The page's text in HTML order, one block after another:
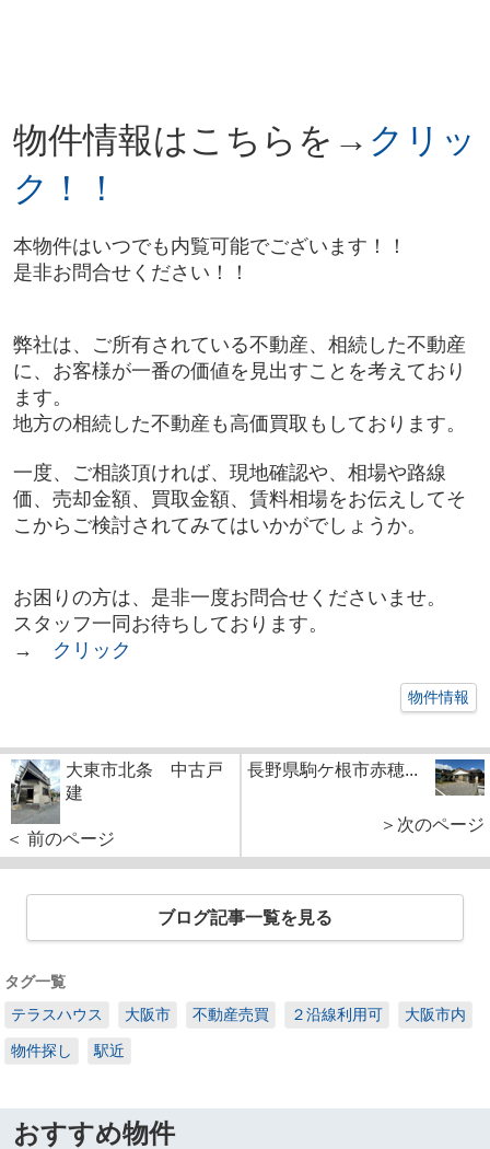
物件情報はこちらを→ クリッ
ク！！
本物件はいつでも内覧可能でございます！！
是非お問合せください！！
弊社は、ご所有されている不動産、相続した不動産
に、お客様が一番の価値を見出すことを考えており
ます。
地方の相続した不動産も高価買取もしております。
一度、ご相談頂ければ、現地確認や、相場や路線
価、売却金額、買取金額、賃料相場をお伝えしてそ
こからご検討されてみてはいかがでしょうか。
お困りの方は、是非一度お問合せくださいませ。
スタッフ一同お待ちしております。
→
クリック
物件情報
大東市北条 中古戸
建
＜ 前のページ
長野県駒ケ根市赤穂...
＞次のページ
ブログ記事一覧を見る
タグ一覧
テラスハウス
大阪市 不動産売買 ２沿線利用可 大阪市内
物件探し 駅近
おすすめ物件